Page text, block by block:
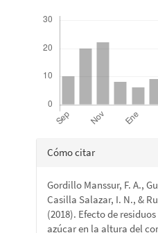
Detalles
artículo
Cómo citar
Gordillo Manssur, F. A.,
Casilla Salazar, I. N., &
(2018). Efecto de
azúcar en la altura del